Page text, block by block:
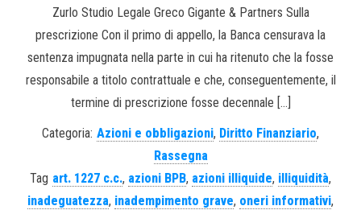
Zurlo Studio Legale Greco Gigante & Partners Sulla
prescrizione Con il primo di appello, la Banca censurava la
sentenza impugnata nella parte in cui ha ritenuto che la fosse
responsabile a titolo contrattuale e che, conseguentemente, il
termine di prescrizione fosse decennale […]
Categoria: Azioni e obbligazioni, Diritto Finanziario,
Rassegna
Tag art. 1227 c.c., azioni BPB, azioni illiquide, illiquidità,
inadeguatezza, inadempimento grave, oneri informativi,